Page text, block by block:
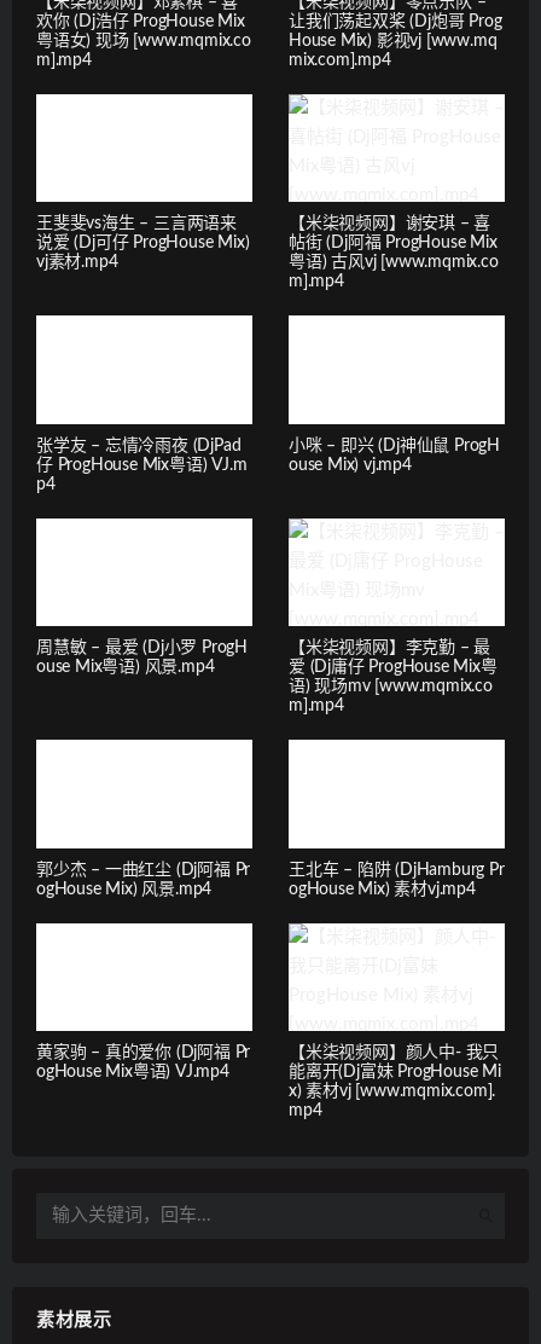
欢你 (Dj浩仔 ProgHouse Mix
粤语女) 现场 [www.mqmix.co
m].mp4
让我们荡起双桨 (Dj炮哥 Prog
House Mix) 影视vj [www.mq
mix.com].mp4
王斐斐vs海生 – 三言两语来
说爱 (Dj可仔 ProgHouse Mix)
vj素材.mp4
【米柒视频网】谢安琪 – 喜
帖街 (Dj阿福 ProgHouse Mix
粤语) 古风vj [www.mqmix.co
m].mp4
张学友 – 忘情冷雨夜 (DjPad
仔 ProgHouse Mix粤语) VJ.m
p4
小咪 – 即兴 (Dj神仙鼠 ProgH
ouse Mix) vj.mp4
周慧敏 – 最爱 (Dj小罗 ProgH
ouse Mix粤语) 风景.mp4
【米柒视频网】李克勤 – 最
爱 (Dj庸仔 ProgHouse Mix粤
语) 现场mv [www.mqmix.co
m].mp4
郭少杰 – 一曲红尘 (Dj阿福 Pr
ogHouse Mix) 风景.mp4
王北车 – 陷阱 (DjHamburg Pr
ogHouse Mix) 素材vj.mp4
黄家驹 – 真的爱你 (Dj阿福 Pr
ogHouse Mix粤语) VJ.mp4
【米柒视频网】颜人中- 我只
能离开(Dj富妹 ProgHouse Mi
x) 素材vj [www.mqmix.com].
mp4
素材展示